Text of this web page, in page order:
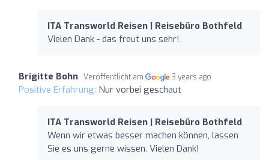
ITA Transworld Reisen | Reisebüro Bothfeld
Vielen Dank - das freut uns sehr!
Brigitte Bohn Veröffentlicht am 3 years ago
Positive Erfahrung: Nur vorbei geschaut
ITA Transworld Reisen | Reisebüro Bothfeld
Wenn wir etwas besser machen können, lassen
Sie es uns gerne wissen. Vielen Dank!